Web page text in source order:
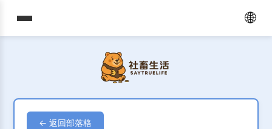
🌐
← 返回部落格